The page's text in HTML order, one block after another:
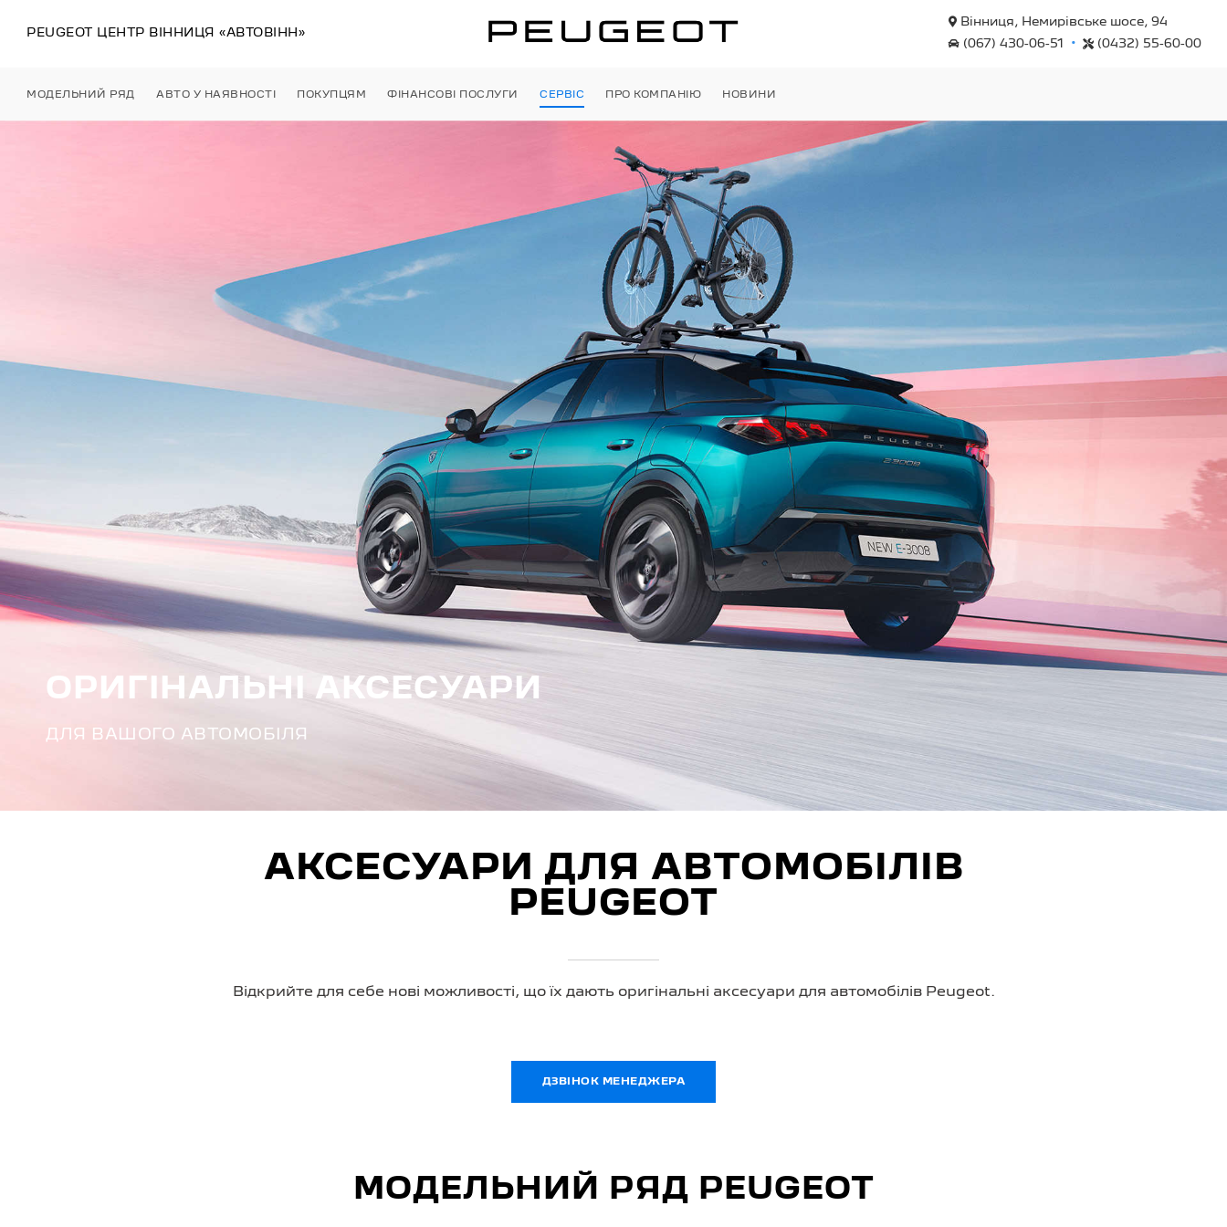
PEUGEOT ЦЕНТР ВІННИЦЯ «АВТОВІНН»
Вінниця, Немирівське шосе, 94
(067) 430-06-51
• (0432) 55-60-00
МОДЕЛЬНИЙ РЯД АВТО У НАЯВНОСТІ ПОКУПЦЯМ ФІНАНСОВІ ПОСЛУГИ СЕРВІС ПРО КОМПАНІЮ НОВИНИ
ОРИГІНАЛЬНІ АКСЕСУАРИ
ДЛЯ ВАШОГО АВТОМОБІЛЯ
АКСЕСУАРИ ДЛЯ АВТОМОБІЛІВ
PEUGEOT
Відкрийте для себе нові можливості, що їх дають оригінальні аксесуари для автомобілів Peugeot.
ДЗВІНОК МЕНЕДЖЕРА
МОДЕЛЬНИЙ РЯД PEUGEOT